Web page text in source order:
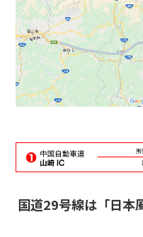
国道29号線は「日本